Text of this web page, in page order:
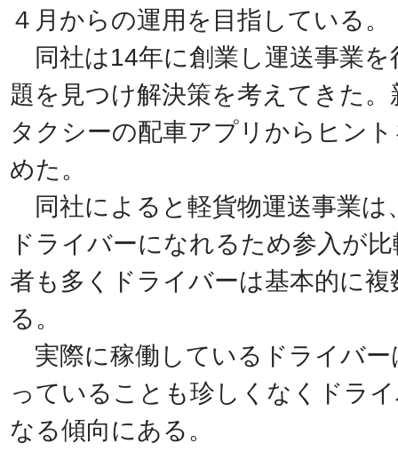
４月からの運用を目指している。
同社は14年に創業し運送事業
題を見つけ解決策を考えてきた
タクシーの配車アプリからヒン
めた。
同社によると軽貨物運送事業は
ドライバーになれるため参入が
者も多くドライバーは基本的に
る。
実際に稼働しているドライバー
っていることも珍しくなくドラ
なる傾向にある。